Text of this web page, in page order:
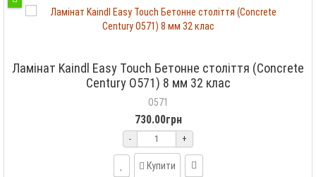
Ламінат Kaindl Easy Touch Бетонне століття (Concrete
Century O571) 8 мм 32 клас
O571
730.00грн
- +
Купити